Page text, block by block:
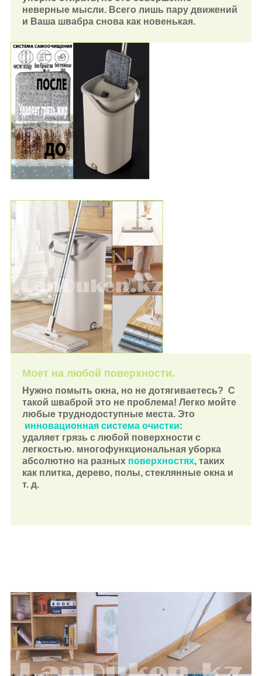
неверные мысли. Всего лишь пару движений
и Ваша швабра снова как новенькая.
Моет на любой поверхности.
Нужно помыть окна, но не дотягиваетесь? С
такой шваброй это не проблема! Легко мойте
любые труднодоступные места. Это
инновационная система очистки:
удаляет грязь с любой поверхности с
легкостью. многофункциональная уборка
абсолютно на разных поверхностях, таких
как плитка, дерево, полы, стеклянные окна и
т. д.